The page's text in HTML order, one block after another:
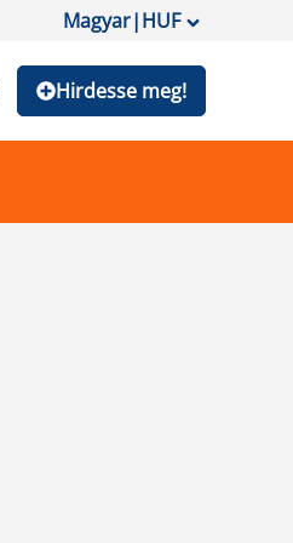
Magyar|HUF
Hirdesse meg!